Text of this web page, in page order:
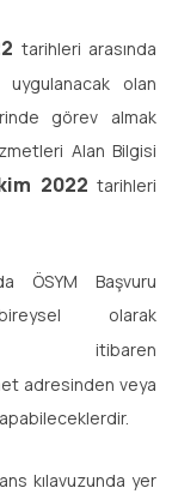
tarihleri arasında
olan
görev almak
Alan Bilgisi
2022tarihleri
ÖSYM Başvuru
olarak
adresinden veya
kılavuzunda yer